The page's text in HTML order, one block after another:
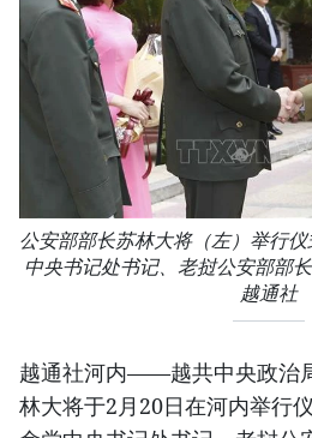
公安部部长苏林大将（左）举行
中央书记处书记、老挝公安部部
越通社
越通社河内——越共中央政治
林大将于2月20日在河内举行